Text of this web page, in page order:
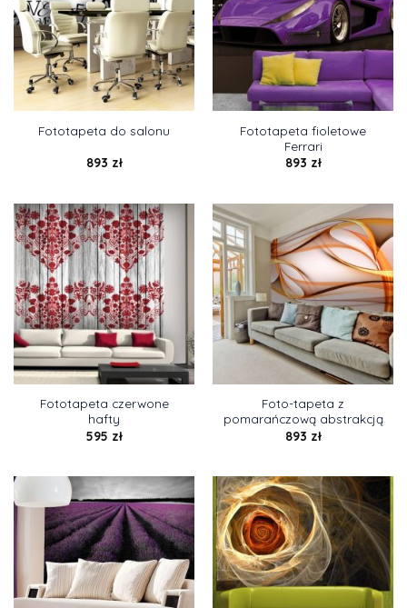
Fototapeta do salonu
893 zł
Fototapeta fioletowe
Ferrari
893 zł
Fototapeta czerwone
hafty
595 zł
Foto-tapeta z
pomarańczową abstrakcją
893 zł